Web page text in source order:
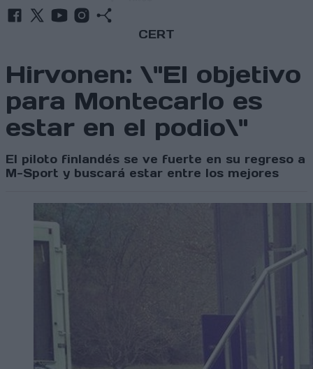
CERT
Hirvonen: \"El objetivo
para Montecarlo es
estar en el podio\"
El piloto finlandés se ve fuerte en su regreso a
M-Sport y buscará estar entre los mejores